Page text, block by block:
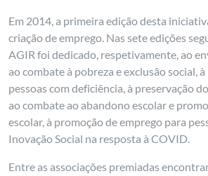
Em 2014, a primeira edição desta
criação de emprego. Nas sete edições
AGIR foi dedicado, respetivamente, ao
ao combate à pobreza e exclusão social,
pessoas com deficiência, à preservação
ao combate ao abandono escolar e
escolar, à promoção de emprego para
Inovação Social na resposta à COVID.
Entre as associações premiadas